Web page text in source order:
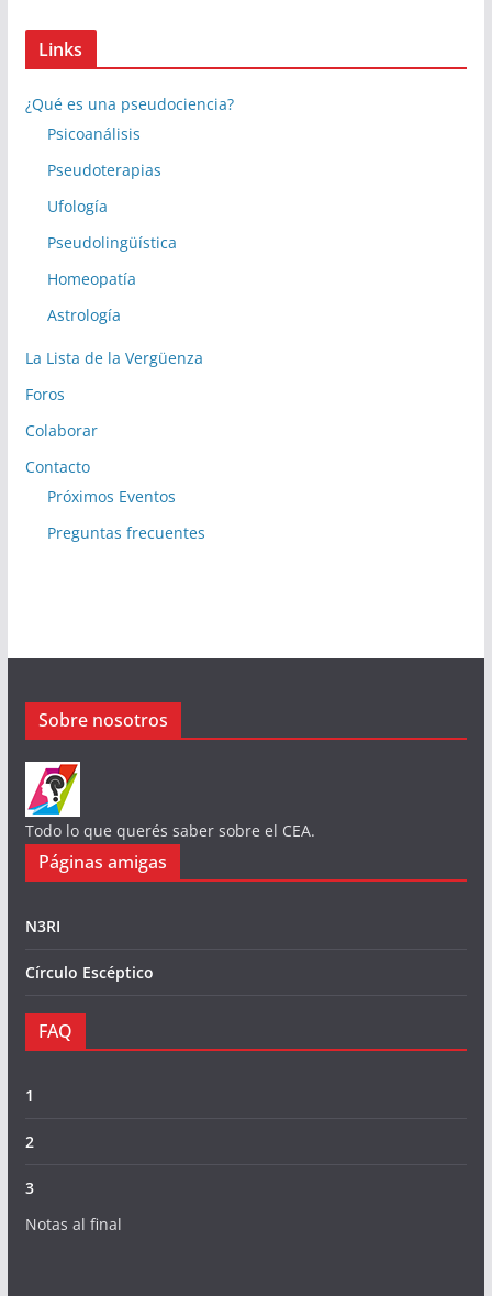
Links
¿Qué es una pseudociencia?
Psicoanálisis
Pseudoterapias
Ufología
Pseudolingüística
Homeopatía
Astrología
La Lista de la Vergüenza
Foros
Colaborar
Contacto
Próximos Eventos
Preguntas frecuentes
Sobre nosotros
Todo lo que querés saber sobre el CEA.
Páginas amigas
N3RI
Círculo Escéptico
FAQ
1
2
3
Notas al final